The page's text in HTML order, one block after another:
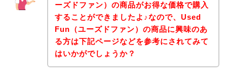
ーズドファン）の商品がお得な価格で購入
することができましたよ♪なので、Used
Fun（ユーズドファン）の商品に興味のあ
る方は下記ページなどを参考にされてみて
はいかがでしょうか？